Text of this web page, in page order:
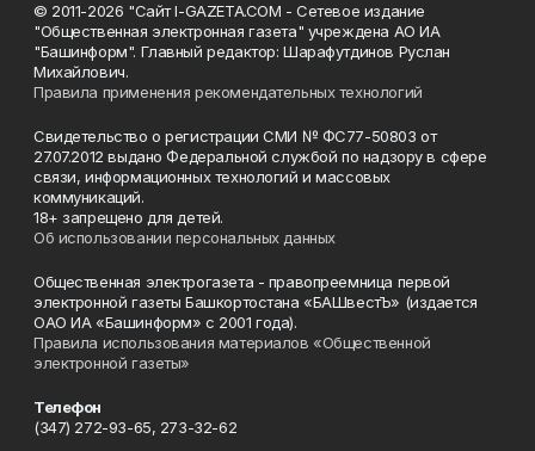
© 2011-2026 "Сайт I-GAZETA.COM - Сетевое издание
"Общественная электронная газета" учреждена АО ИА
"Башинформ". Главный редактор: Шарафутдинов Руслан
Михайлович.
Правила применения рекомендательных технологий
Свидетельство о регистрации СМИ № ФС77-50803 от
27.07.2012 выдано Федеральной службой по надзору в сфере
связи, информационных технологий и массовых
коммуникаций.
18+ запрещено для детей.
Об использовании персональных данных
Общественная электрогазета - правопреемница первой
электронной газеты Башкортостана «БАШвестЪ» (издается
ОАО ИА «Башинформ» с 2001 года).
Правила использования материалов «Общественной
электронной газеты»
Телефон
(347) 272-93-65, 273-32-62